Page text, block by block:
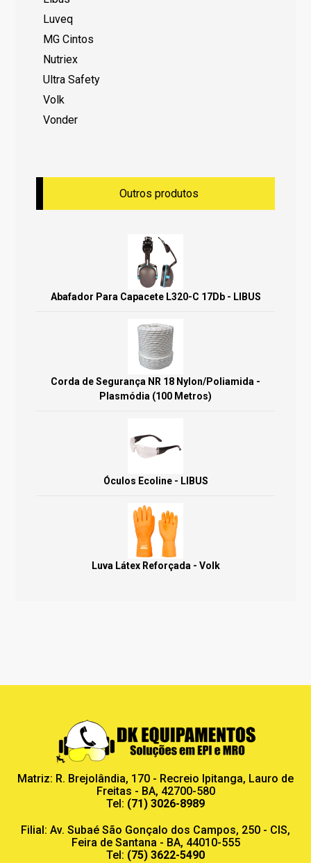
Luveq
MG Cintos
Nutriex
Ultra Safety
Volk
Vonder
Outros produtos
Abafador Para Capacete L320-C 17Db - LIBUS
Corda de Segurança NR 18 Nylon/Poliamida -
Plasmódia (100 Metros)
Óculos Ecoline - LIBUS
Luva Látex Reforçada - Volk
Matriz: R. Brejolândia, 170 - Recreio Ipitanga, Lauro de
Freitas - BA, 42700-580
Tel: (71) 3026-8989
Filial: Av. Subaé São Gonçalo dos Campos, 250 - CIS,
Feira de Santana - BA, 44010-555
Tel: (75) 3622-5490